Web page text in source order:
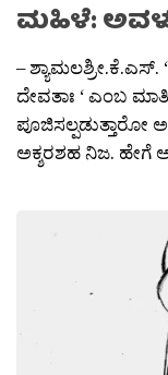
ಮಹಿಳೆ:
– ಶ್ಯಾಮಲಶ್ರೀ.ಕೆ.ಎಸ್.
ದೇವತಾಃ ‘ ಎಂಬ
ಪೂಜಿಸಲ್ಪಡುತ್ತಾರೋ
ಅಕ್ಶರಶಹ ನಿಜ. ಹೇಗೆ